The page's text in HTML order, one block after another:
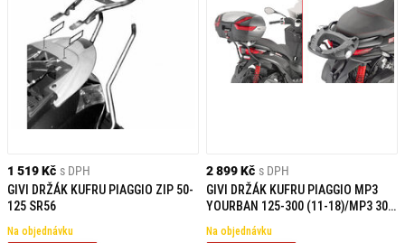
1 519 Kč s DPH
GIVI DRŽÁK KUFRU PIAGGIO ZIP 50-
125 SR56
Na objednávku
2 899 Kč s DPH
GIVI DRŽÁK KUFRU PIAGGIO MP3
YOURBAN 125-300 (11-18)/MP3 300
Na objednávku